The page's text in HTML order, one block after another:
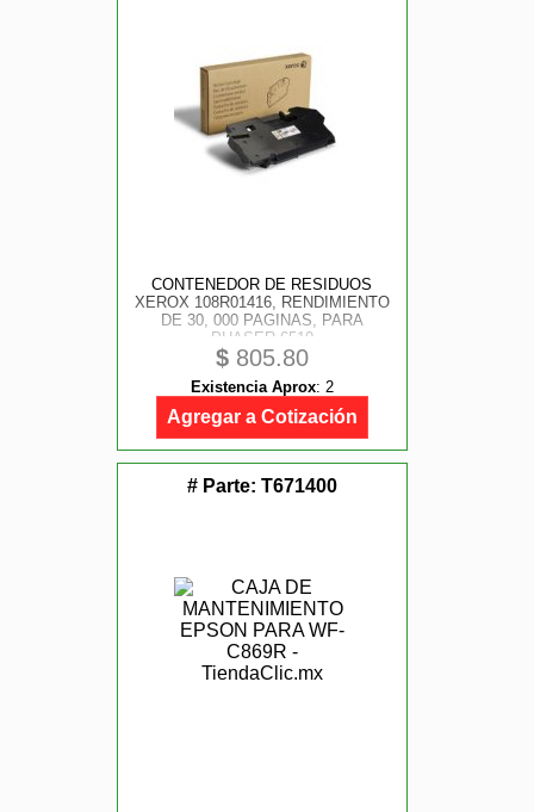
CONTENEDOR DE RESIDUOS
XEROX 108R01416, RENDIMIENTO
DE 30, 000 PAGINAS, PARA
PHASER 6510
$ 805.80
Existencia Aprox: 2
Agregar a Cotización
# Parte: T671400